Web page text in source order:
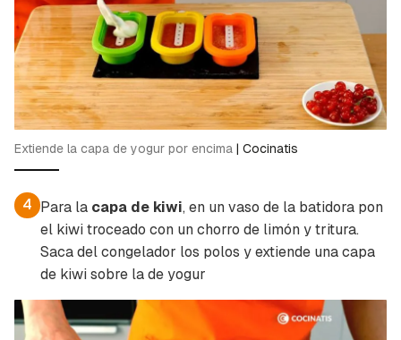
Extiende la capa de yogur por encima | Cocinatis
4 Para la capa de kiwi, en un vaso de la batidora pon
el kiwi troceado con un chorro de limón y tritura.
Saca del congelador los polos y extiende una capa
de kiwi sobre la de yogur